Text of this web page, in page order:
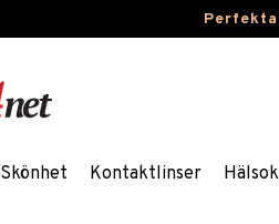
Skönhet Kontaktlinser